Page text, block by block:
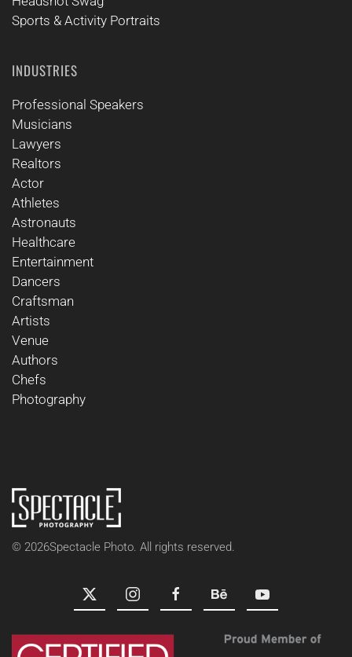
Sports & Activity Portraits
INDUSTRIES
Professional Speakers
Musicians
Lawyers
Realtors
Actor
Athletes
Astronauts
Healthcare
Entertainment
Dancers
Craftsman
Artists
Venue
Authors
Chefs
Photography
© 2026Spectacle Photo. All rights reserved.